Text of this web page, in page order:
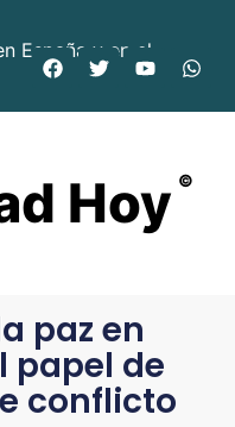
España y en el
Hoy ©
paz en
papel de
conflicto